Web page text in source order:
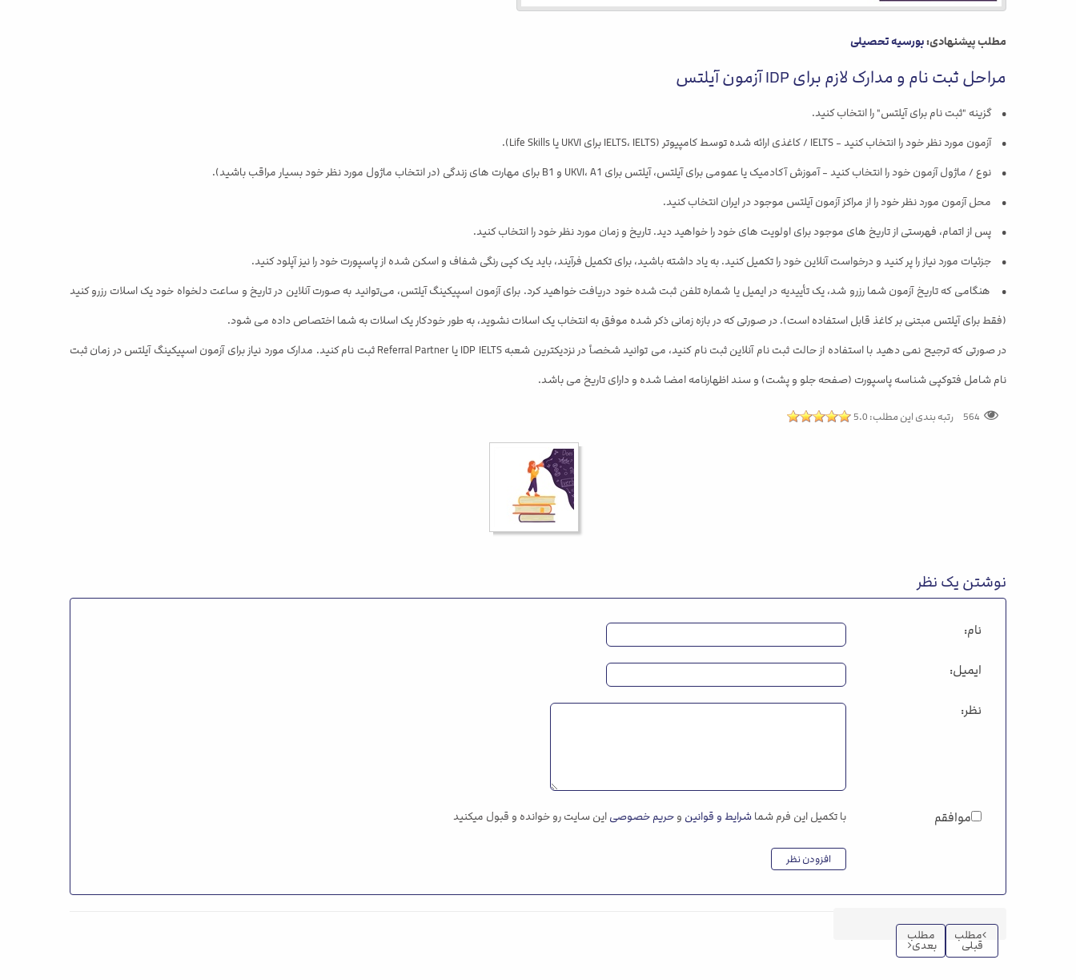
مطلب پیشنهادی:بورسیه تحصیلی
مراحل ثبت نام و مدارک لازم برای IDP آزمون آیلتس
• گزینه "ثبت نام برای آیلتس" را انتخاب کنید.
• آزمون مورد نظر خود را انتخاب کنید - IELTS / کاغذی ارائه شده توسط کامپیوتر (IELTS، IELTS برای UKVI یا Life Skills).
• نوع / ماژول آزمون خود را انتخاب کنید - آموزش آکادمیک یا عمومی برای آیلتس، آیلتس برای UKVI، A1 و B1 برای مهارت های زندگی (در انتخاب ماژول مورد نظر خود بسیار مراقب باشید).
• محل آزمون مورد نظر خود را از مراکز آزمون آیلتس موجود در ایران انتخاب کنید.
• پس از اتمام، فهرستی از تاریخ های موجود برای اولویت های خود را خواهید دید. تاریخ و زمان مورد نظر خود را انتخاب کنید.
• جزئیات مورد نیاز را پر کنید و درخواست آنلاین خود را تکمیل کنید. به یاد داشته باشید، برای تکمیل فرآیند، باید یک کپی رنگی شفاف و اسکن شده از پاسپورت خود را نیز آپلود کنید.
• هنگامی که تاریخ آزمون شما رزرو شد، یک تأییدیه در ایمیل یا شماره تلفن ثبت شده خود دریافت خواهید کرد. برای آزمون اسپیکینگ آیلتس، می‌توانید به صورت آنلاین در تاریخ و ساعت دلخواه خود یک اسلات رزرو کنید
(فقط برای آیلتس مبتنی بر کاغذ قابل استفاده است). در صورتی که در بازه زمانی ذکر شده موفق به انتخاب یک اسلات نشوید، به طور خودکار یک اسلات به شما اختصاص داده می شود.
در صورتی که ترجیح نمی دهید با استفاده از حالت ثبت نام آنلاین ثبت نام کنید، می توانید شخصاً در نزدیکترین شعبه IDP IELTS یا Referral Partner ثبت نام کنید. مدارک مورد نیاز برای آزمون اسپیکینگ آیلتس در زمان ثبت
نام شامل فتوکپی شناسه پاسپورت (صفحه جلو و پشت) و سند اظهارنامه امضا شده و دارای تاریخ می باشد.
مطلب
قبلی
مطلب
بعدی
564 رتبه بندی این مطلب: 5.0
نوشتن یک نظر
نام:
ایمیل:
نظر:
موافقم با تکمیل این فرم شماشرایط و قوانین وحریم خصوصی این سایت رو خوانده و قبول میکنید
افزودن نظر